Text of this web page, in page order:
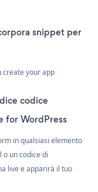
snippet per
create your app
codice
for WordPress
in qualsiasi elemento
o un codice di
live e apparirà il tuo